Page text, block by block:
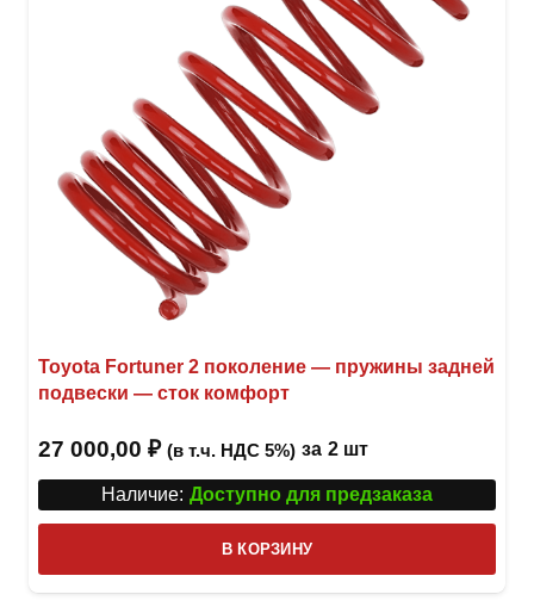
Toyota Fortuner 2 поколение — пружины задней
подвески — сток комфорт
27 000,00 ₽ (в т.ч. НДС 5%) за 2 шт
Наличие: Доступно для предзаказа
В КОРЗИНУ